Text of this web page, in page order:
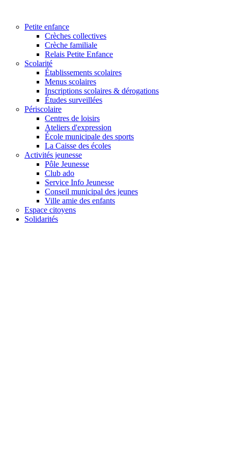
Petite enfance
Crèches collectives
Crèche familiale
Relais Petite Enfance
Scolarité
Établissements scolaires
Menus scolaires
Inscriptions scolaires & dérogations
Études surveillées
Périscolaire
Centres de loisirs
Ateliers d'expression
École municipale des sports
La Caisse des écoles
Activités jeunesse
Pôle Jeunesse
Club ado
Service Info Jeunesse
Conseil municipal des jeunes
Ville amie des enfants
Espace citoyens
Solidarités